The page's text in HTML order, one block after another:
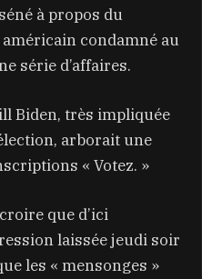
à propos du
condamné au
série d’affaires.
Biden, très impliquée
arborait une
« Votez. »
que d’ici
laissée jeudi soir
les « mensonges »